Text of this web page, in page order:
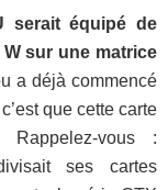
serait équipé de
sur une matrice
a déjà commencé
que cette carte
Rappelez-vous :
ses cartes